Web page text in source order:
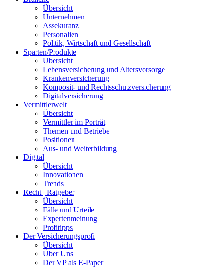
Übersicht
Unternehmen
Assekuranz
Personalien
Politik, Wirtschaft und Gesellschaft
Sparten/Produkte
Übersicht
Lebensversicherung und Altersvorsorge
Krankenversicherung
Komposit- und Rechtsschutzversicherung
Digitalversicherung
Vermittlerwelt
Übersicht
Vermittler im Porträt
Themen und Betriebe
Positionen
Aus- und Weiterbildung
Digital
Übersicht
Innovationen
Trends
Recht | Ratgeber
Übersicht
Fälle und Urteile
Expertenmeinung
Profitipps
Der Versicherungsprofi
Übersicht
Über Uns
Der VP als E-Paper